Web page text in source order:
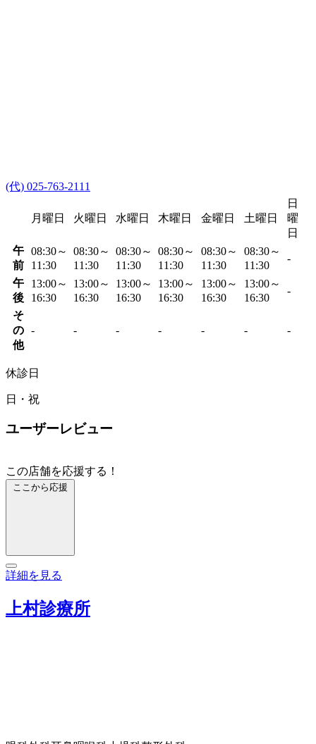
(代) 025-763-2111
月曜日 火曜日 水曜日 木曜日 金曜日 土曜日
日
曜
日
午
前
08:30～
11:30
08:30～
11:30
08:30～
11:30
08:30～
11:30
08:30～
11:30
08:30～
11:30
-
午
後
13:00～
16:30
13:00～
16:30
13:00～
16:30
13:00～
16:30
13:00～
16:30
13:00～
16:30
-
そ
の
他
- - - - - - -
休診日
日・祝
ユーザーレビュー
この店舗を応援する！
ここから応援
詳細を見る
上村診療所